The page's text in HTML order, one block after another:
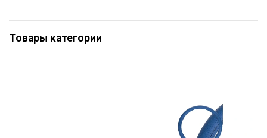
Товары категории